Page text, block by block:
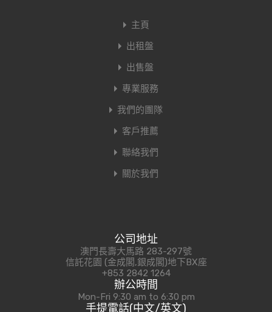
主頁
出租盤
出售盤
專業服務
我們的團隊
客戶推薦
聯絡我們
關於我們
公司地址
澳門長壽大馬路 283-297號
信託花園 (金成閣,銀成閣)地下BX座
+853 2842 1264
辦公時間
Mon-Fri 9:30 am to 6:30 pm
手提電話(中文/英文)